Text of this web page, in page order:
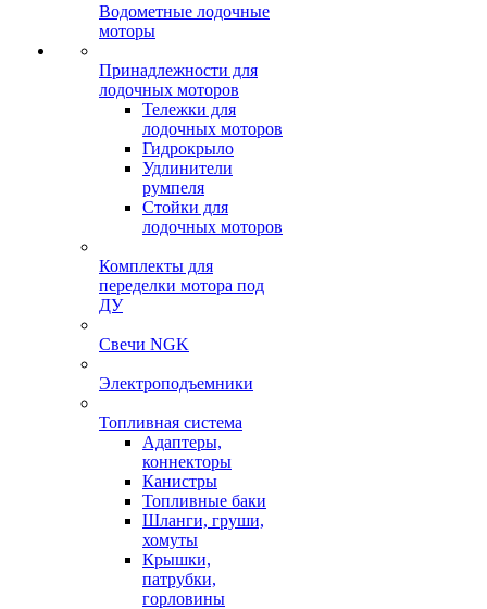
Водометные лодочные
моторы
Принадлежности для
лодочных моторов
Тележки для
лодочных моторов
Гидрокрыло
Удлинители
румпеля
Стойки для
лодочных моторов
Комплекты для
переделки мотора под
ДУ
Свечи NGK
Электроподъемники
Топливная система
Адаптеры,
коннекторы
Канистры
Топливные баки
Шланги, груши,
хомуты
Крышки,
патрубки,
горловины